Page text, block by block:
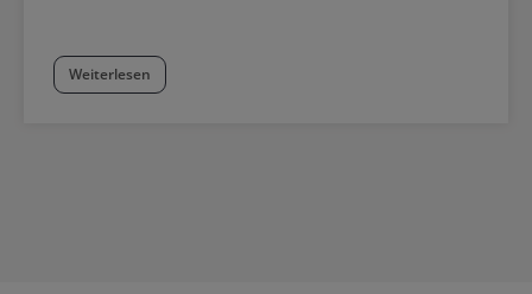
Weiterlesen